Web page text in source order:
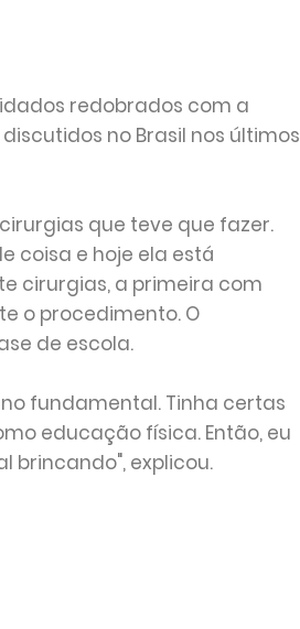
redobrados com a
no Brasil nos últimos
que teve que fazer.
coisa e hoje ela está
cirurgias, a primeira com
o procedimento. O
de escola.
fundamental. Tinha certas
educação física. Então, eu
brincando", explicou.